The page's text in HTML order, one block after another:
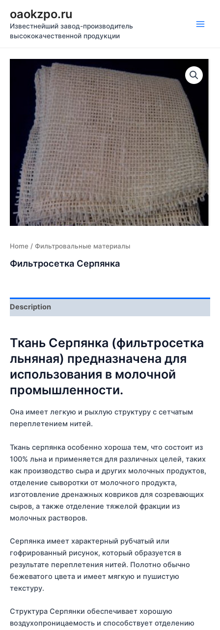
содержимому
oaokzpo.ru
Известнейший завод-производитель
высококачественной продукции
Home / Фильтровальные материалы
Фильтросетка Серпянка
Description
Ткань Серпянка (фильтросетка
льняная) предназначена для
использования в молочной
промышленности.
Она имеет легкую и рыхлую структуру с сетчатым
переплетением нитей.
Ткань серпянка особенно хороша тем, что состоит из
100% льна и применяется для различных целей, таких
как производство сыра и других молочных продуктов,
отделение сыворотки от молочного продукта,
изготовление дренажных ковриков для созревающих
сыров, а также отделение тяжелой фракции из
молочных растворов.
Серпянка имеет характерный рубчатый или
гофрированный рисунок, который образуется в
результате переплетения нитей. Полотно обычно
бежеватого цвета и имеет мягкую и пушистую
текстуру.
Структура Серпянки обеспечивает хорошую
воздухопроницаемость и способствует отделению